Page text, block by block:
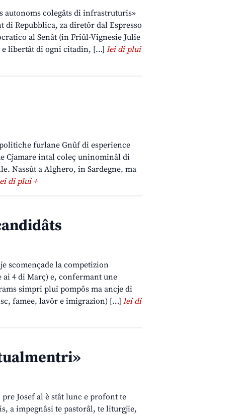
autonoms colegâts di infrastruturis»
Repubblica, za diretôr dal Espresso
al Senât (in Friûl-Vignesie Julie
libertât di ogni citadin, […] lei di plui
furlane Gnûf di esperience
Cjamare intal coleç uninominâl di
Nassût a Alghero, in Sardegne, ma
di plui +
scomençade la competizion
ai 4 di Març) e, confermant une
simpri plui pompôs ma ancje di
famee, lavôr e imigrazion) […] lei di
Josef al è stât lunc e profont te
a impegnâsi te pastorâl, te liturgjie,